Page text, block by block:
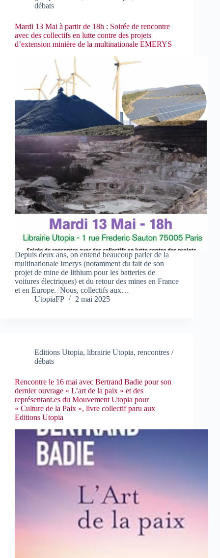
débats
Mardi 13 Mai à partir de 18h : Soirée de rencontre
avec des collectifs en lutte contre des projets
d’extension minière de la multinationale EMERYS
Depuis deux ans, on entend beaucoup parler de la
multinationale Imerys (notamment du fait de son
projet de mine de lithium pour les batteries de
voitures électriques) et du retour des mines en France
et en Europe. Nous, collectifs aux…
UtopiaFP
2 mai 2025
Editions Utopia, librairie Utopia, rencontres /
débats
Rencontre le 16 mai avec Bertrand Badie pour son
dernier ouvrage « L’art de la paix » et des
représentant.es du Mouvement Utopia pour
« Culture de la Paix », livre collectif paru aux
Editions Utopia